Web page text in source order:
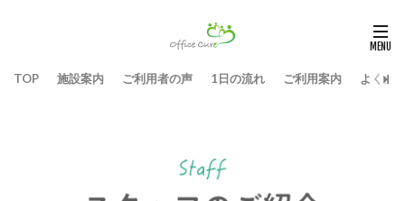
TOP 施設案内 ご利用者の声 1日の流れ ご利用案内 よくあ